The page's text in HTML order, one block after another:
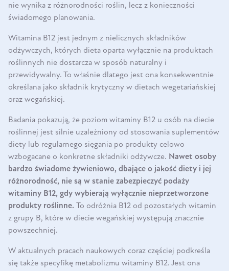
nie wynika z różnorodności roślin, lecz z konieczności
świadomego planowania.
Witamina B12 jest jednym z nielicznych składników
odżywczych, których dieta oparta wyłącznie na produktach
roślinnych nie dostarcza w sposób naturalny i
przewidywalny. To właśnie dlatego jest ona konsekwentnie
określana jako składnik krytyczny w dietach wegetariańskiej
oraz wegańskiej.
Badania pokazują, że poziom witaminy B12 u osób na diecie
roślinnej jest silnie uzależniony od stosowania suplementów
diety lub regularnego sięgania po produkty celowo
wzbogacane o konkretne składniki odżywcze. Nawet osoby
bardzo świadome żywieniowo, dbające o jakość diety i jej
różnorodność, nie są w stanie zabezpieczyć podaży
witaminy B12, gdy wybierają wyłącznie nieprzetworzone
produkty roślinne. To odróżnia B12 od pozostałych witamin
z grupy B, które w diecie wegańskiej występują znacznie
powszechniej.
W aktualnych pracach naukowych coraz częściej podkreśla
się także specyfikę metabolizmu witaminy B12. Jest ona